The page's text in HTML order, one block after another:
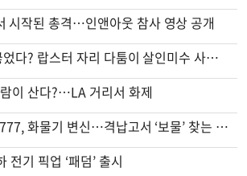
시작된 총격…인앤아웃 참사 영상 공개
잠수 중 공기 끊었다? 랍스터 자리 다툼이 살인미수 사건으로
이 산다?…LA 거리서 화제
74m짜리 보잉777, 화물기 변신…격납고서 ‘보물’ 찾는 인천공항
전기 픽업 ‘패덤’ 출시